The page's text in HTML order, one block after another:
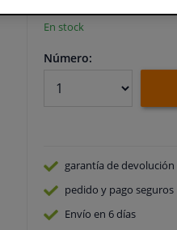
En stock
Número:
garantía de devolución
pedido y pago seguros
Envío en 6 días